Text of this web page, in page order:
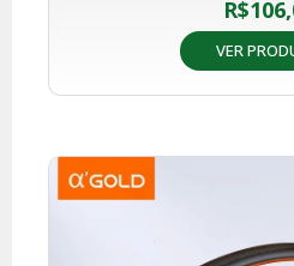
R$
VER